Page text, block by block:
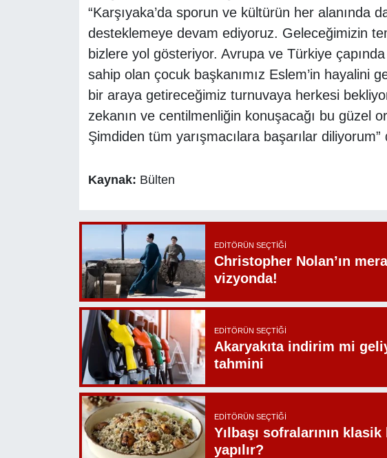
“Karşıyaka’da sporun ve kültürün her alanında
desteklemeye devam ediyoruz. Geleceğimizin
bizlere yol gösteriyor. Avrupa ve Türkiye
sahip olan çocuk başkanımız Eslem’in hayalini
bir araya getireceğimiz turnuvaya herkesi
zekanın ve centilmenliğin konuşacağı bu güzel
Şimdiden tüm yarışmacılara başarılar diliyorum”
Kaynak: Bülten
EDITÖRÜN SEÇTIĞI
Christopher Nolan’ın
vizyonda!
EDITÖRÜN SEÇTIĞI
Akaryakıta indirim mi
tahmini
EDITÖRÜN SEÇTIĞI
Yılbaşı sofralarının
yapılır?